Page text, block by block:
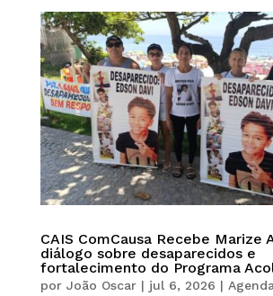
CAIS ComCausa Recebe Marize
diálogo sobre desaparecidos e
fortalecimento do Programa
por João Oscar| jul 6, 2026 |